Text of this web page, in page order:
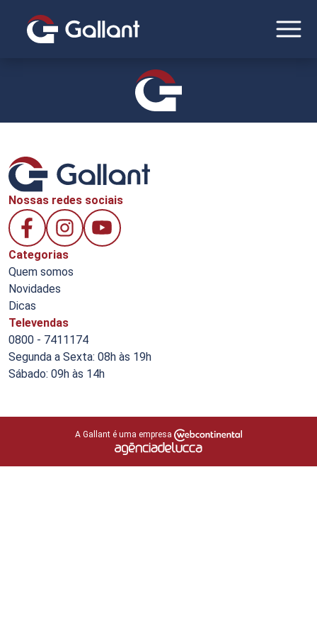
Nossas redes sociais
Categorias
Quem somos
Novidades
Dicas
Televendas
0800 - 7411174
Segunda a Sexta: 08h às 19h
Sábado: 09h às 14h
A Gallant é uma empresa